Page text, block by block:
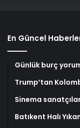
En Güncel
Günlük burç
Trump’tan
Sinema
Batıkent Halı